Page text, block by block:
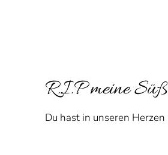
R.I.P meine
Du hast in unseren